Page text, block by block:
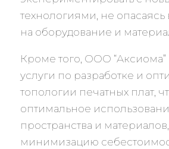
технологиями, не опасаясь
на оборудование и
Кроме того, ООО “Аксиома”
услуги по разработке и
топологии печатных плат,
оптимальное
пространства и
минимизацию